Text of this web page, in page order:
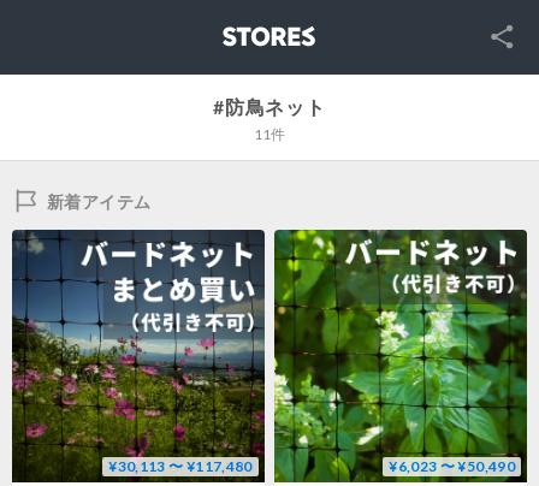
SNS
#防鳥ネット
11件
新着アイテム
¥30,113 〜 ¥117,480 ¥6,023 〜 ¥50,490